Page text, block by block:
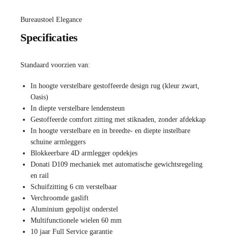
Bureaustoel Elegance
Specificaties
Standaard voorzien van:
In hoogte verstelbare gestoffeerde design rug (kleur zwart,
Oasis)
In diepte verstelbare lendensteun
Gestoffeerde comfort zitting met stiknaden, zonder afdekkap
In hoogte verstelbare en in breedte- en diepte instelbare
schuine armleggers
Blokkeerbare 4D armlegger opdekjes
Donati D109 mechaniek met automatische gewichtsregeling
en rail
Schuifzitting 6 cm verstelbaar
Verchroomde gaslift
Aluminium gepolijst onderstel
Multifunctionele wielen 60 mm
10 jaar Full Service garantie